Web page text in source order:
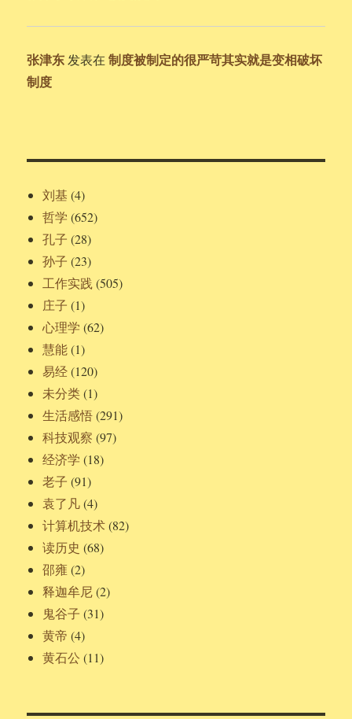
张津东 发表在制度被制定的很严苛其实就是变相破坏
制度
刘基 (4)
哲学 (652)
孔子 (28)
孙子 (23)
工作实践 (505)
庄子 (1)
心理学 (62)
慧能(1)
易经(120)
未分类(1)
生活感悟(291)
科技观察 (97)
经济学 (18)
老子 (91)
袁了凡(4)
计算机技术(82)
读历史 (68)
邵雍 (2)
释迦牟尼(2)
鬼谷子 (31)
黄帝 (4)
黄石公 (11)